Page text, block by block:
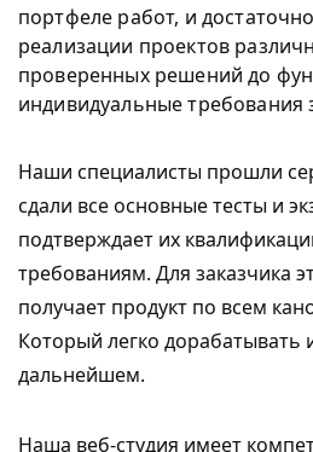
портфеле работ, и
реализации проектов
проверенных решений до
индивидуальные требования
Наши специалисты прошли
сдали все основные тесты и
подтверждает их
требованиям. Для заказчика
получает продукт по всем
Который легко дорабатывать
дальнейшем.
Наша веб-студия имеет